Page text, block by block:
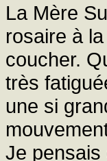
La Mère
rosaire à
coucher.
très
une si
Je pensais